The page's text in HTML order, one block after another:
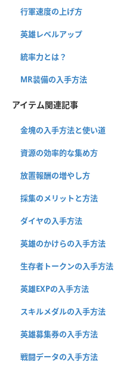
行軍速度の上げ方
英雄レベルアップ
統率力とは？
MR装備の入手方法
アイテム関連記事
金塊の入手方法と使い道
資源の効率的な集め方
放置報酬の増やし方
採集のメリットと方法
ダイヤの入手方法
英雄のかけらの入手方法
生存者トークンの入手方法
英雄EXPの入手方法
スキルメダルの入手方法
英雄募集券の入手方法
戦闘データの入手方法